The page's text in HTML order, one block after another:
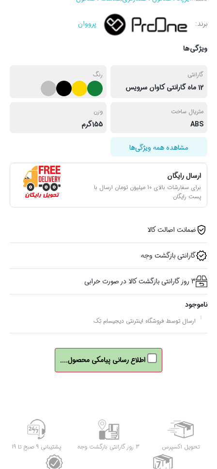
برند: پرووان
ویژگی‌ها
گارانتی
12 ماه گارانتی کاوان سرویس
رنگ
متریال ساخت
ABS
وزن
155گرم
مشاهده همه ویژگی‌ها
ارسال رایگان
برای سفارشات بالای 10 میلیون تومان ارسال با
پست رایگان
ضمانت اصالت کالا
گارانتی بازگشت وجه
3 روز گارانتی بازگشت کالا در صورت خرابی
ناموجود
ارسال توسط فروشگاه اینترنتی دیجیسام تِک
اطلاع رسانی پیامکی محصول....
تحویل اکسپرس 3 روز گارانتی بازگشت وجه پشتیبانی 9 صبح تا 19